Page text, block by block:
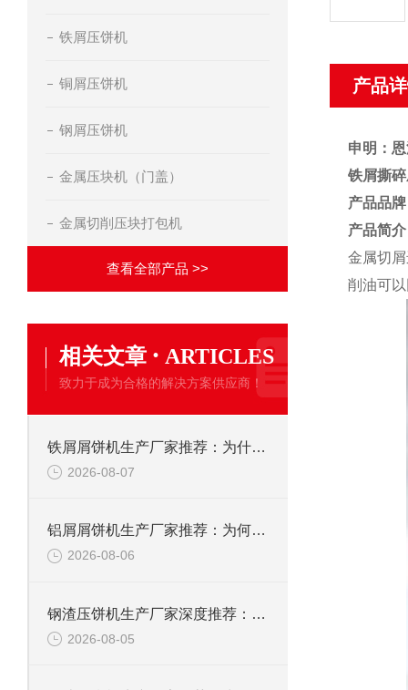
铁屑压饼机
铜屑压饼机
钢屑压饼机
金属压块机（门盖）
金属切削压块打包机
查看全部产品 >>
相关文章 · ARTICLES
致力于成为合格的解决方案供应商！
铁屑屑饼机生产厂家推荐：为什么恩派特是您的优选伙伴
2026-08-07
铝屑屑饼机生产厂家推荐：为何恩派特成为金属回收行业的“隐形优选”？
2026-08-06
钢渣压饼机生产厂家深度推荐：为何恩派特成为高净值产线的优选
2026-08-05
产品
申明：
铁屑撕
产品品
产品简
金属切
削油可